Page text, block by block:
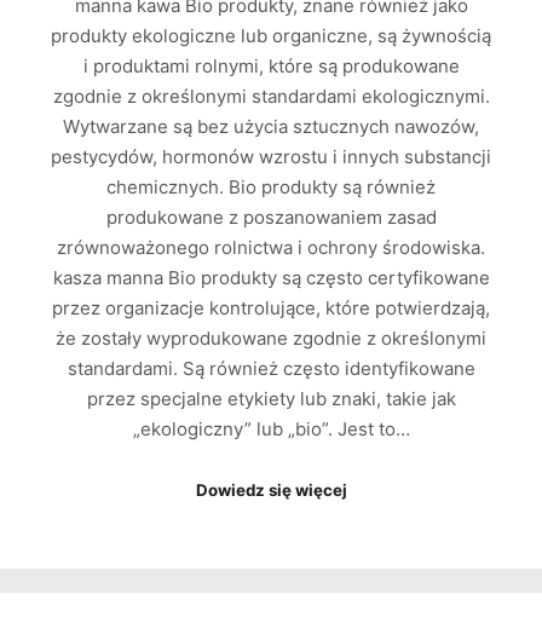
manna kawa Bio produkty, znane również jako
produkty ekologiczne lub organiczne, są żywnością
i produktami rolnymi, które są produkowane
zgodnie z określonymi standardami ekologicznymi.
Wytwarzane są bez użycia sztucznych nawozów,
pestycydów, hormonów wzrostu i innych substancji
chemicznych. Bio produkty są również
produkowane z poszanowaniem zasad
zrównoważonego rolnictwa i ochrony środowiska.
kasza manna Bio produkty są często certyfikowane
przez organizacje kontrolujące, które potwierdzają,
że zostały wyprodukowane zgodnie z określonymi
standardami. Są również często identyfikowane
przez specjalne etykiety lub znaki, takie jak
„ekologiczny” lub „bio”. Jest to…
Dowiedz się więcej